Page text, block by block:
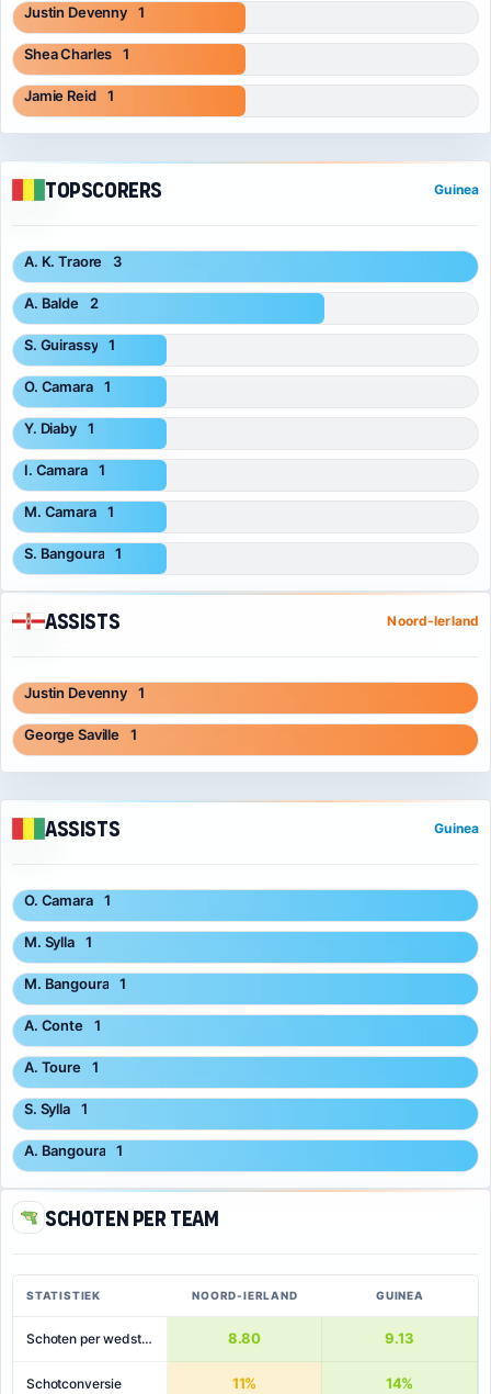
Justin Devenny 1
Shea Charles 1
Jamie Reid 1
Topscorers Guinea
A. K. Traore 3
A. Balde 2
S. Guirassy 1
O. Camara 1
Y. Diaby 1
I. Camara 1
M. Camara 1
S. Bangoura 1
Assists Noord-Ierland
Justin Devenny 1
George Saville 1
Assists Guinea
O. Camara 1
M. Sylla 1
M. Bangoura 1
A. Conte 1
A. Toure 1
S. Sylla 1
A. Bangoura 1
Schoten per team
STATISTIEK NOORD-IERLAND GUINEA
Schoten per wedstrijd 8.80 9.13
Schotconversie 11% 14%